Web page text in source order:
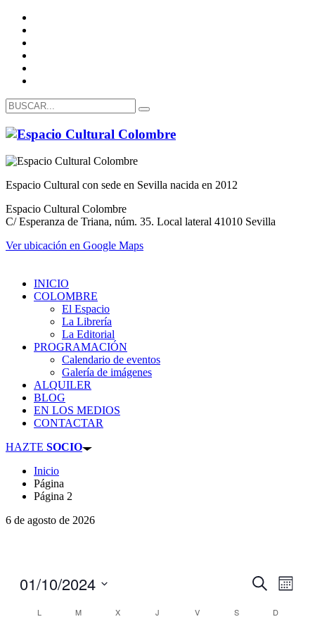
Espacio Cultural con sede en Sevilla nacida en 2012
Espacio Cultural Colombre
C/ Esperanza de Triana, núm. 35. Local lateral 41010 Sevilla
Ver ubicación en Google Maps
INICIO
COLOMBRE
El Espacio
La Librería
La Editorial
PROGRAMACIÓN
Calendario de eventos
Galería de imágenes
ALQUILER
BLOG
EN LOS MEDIOS
CONTACTAR
HAZTE SOCIO
Inicio
Página
Página 2
6 de agosto de 2026
búsqueda
Buscar
de
Mes
01/10/2024
fecha.
Calendario
L M X J V S D